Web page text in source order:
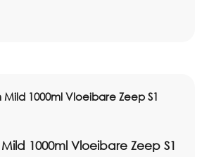
1000ml Vloeibare Zeep S1